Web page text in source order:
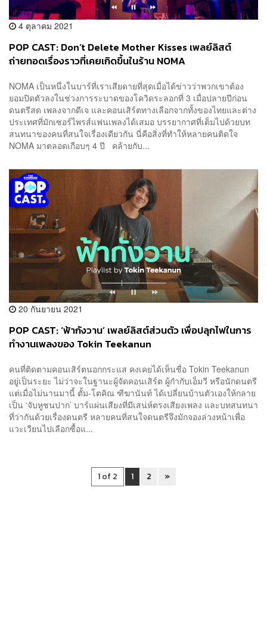
4 ตุลาคม 2021
POP CAST: Don’t Delete Mother Kisses เพลย์ลิสต์
ถ่ายทอดเรื่องราวที่เคยเกิดขึ้นในร้าน NOMA
NOMA เป็นหนึ่งในบาร์ที่เราเสียดายที่สุดเมื่อได้ข่าวว่าพวกเขาต้อง
ยอมปิดตัวลงในช่วงการระบาดของโควิดระลอกที่ 3 เมื่อปลายปีก่อน
ดนตรีสด เพลงจากดีเจ และคอนเสิร์ตทางเลือกจากทั้งของไทยและต่าง
ประเทศที่มักเซอร์ไพรส์แฟนเพลงได้เสมอ บรรยากาศที่เต็มไปด้วยบท
สนทนาของคนที่สนใจเรื่องเดียวกัน นี่คือสิ่งที่ทำให้หลายคนติดใจ
NOMA มาตลอดเกือบๆ 4 ปี คล้ายกับ...
20 กันยายน 2021
POP CAST: ‘ฟ้ากังวาน’ เพลย์ลิสต์ส่วนตัว เพื่อปลุกไฟในการ
ทำงานเพลงของ Tokin Teekanun
คนที่ติดตามคอนเสิร์ตนอกกระแส คงเคยได้เห็นชื่อ Tokin Teekanun
อยู่เป็นระยะ ไม่ว่าจะในฐานะผู้จัดคอนเสิร์ต ผู้กำกับเอ็มวี หรือนักดนตรี
แต่เมื่อไม่นานมานี้ ตั้ม-โตคิณ ฑีฆานันท์ ได้เปลี่ยนบ้านตัวเองให้กลาย
เป็น ‘จับหูชนปาก’ บาร์แผ่นเสียงที่มีเสน่ห์ตรงเสียงเพลง และบทสนทนา
ที่ว่ากันด้วยเรื่องดนตรี หลายคนที่สนใจดนตรีจึงมักจองล่วงหน้าเพื่อ
แวะเวียนไปเลือกซื้อแ...
1 of 2 1 2 »